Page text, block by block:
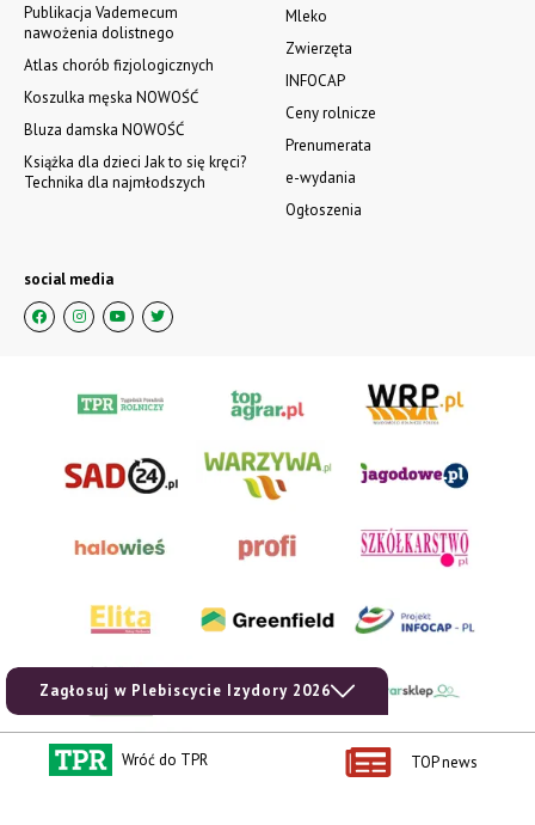
Zagłosuj w Plebiscycie Izydory 2026
Mleko
Zwierzęta
INFOCAP
Ceny rolnicze
Prenumerata
e-wydania
Ogłoszenia
Publikacja Vademecum
nawożenia dolistnego
Atlas chorób fizjologicznych
Koszulka męska NOWOŚĆ
Bluza damska NOWOŚĆ
Książka dla dzieci Jak to się kręci?
Technika dla najmłodszych
social media
Wróć do TPR TOP news